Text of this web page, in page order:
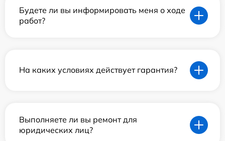
Будете ли вы информировать меня о ходе
работ?
На каких условиях действует гарантия?
Выполняете ли вы ремонт для
юридических лиц?